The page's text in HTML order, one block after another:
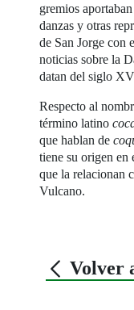
gremios
danzas y otras
de San Jorge con
noticias sobre la
datan del siglo
Respecto al
término latino
que hablan de
tiene su origen en
que la relacionan
Vulcano.
Volver